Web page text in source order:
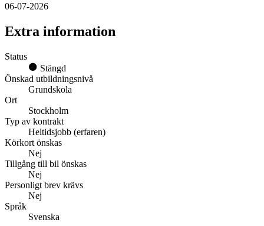
06-07-2026
Extra information
Status
Stängd
Önskad utbildningsnivå
Grundskola
Ort
Stockholm
Typ av kontrakt
Heltidsjobb (erfaren)
Körkort önskas
Nej
Tillgång till bil önskas
Nej
Personligt brev krävs
Nej
Språk
Svenska